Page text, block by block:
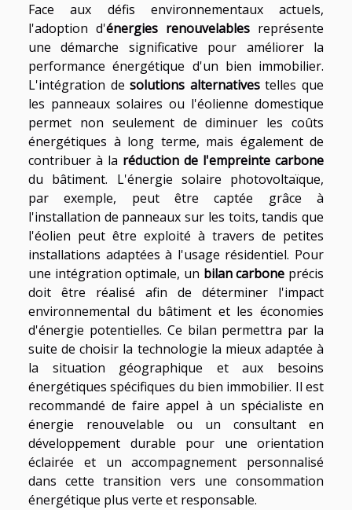
Face aux défis environnementaux actuels,
l'adoption d'énergies renouvelables représente
une démarche significative pour améliorer la
performance énergétique d'un bien immobilier.
L'intégration desolutions alternativestelles que
les panneaux solaires ou l'éolienne domestique
permet non seulement de diminuer les coûts
énergétiques à long terme, mais également de
contribuer à la réduction de l'empreinte carbone
du bâtiment. L'énergie solaire photovoltaïque,
par exemple, peut être captée grâce à
l'installation de panneaux sur les toits, tandis que
l'éolien peut être exploité à travers de petites
installations adaptées à l'usage résidentiel. Pour
une intégration optimale, un bilan carbone précis
doit être réalisé afin de déterminer l'impact
environnemental du bâtiment et les économies
d'énergie potentielles. Ce bilan permettra par la
suite de choisir la technologie la mieux adaptée à
la situation géographique et aux besoins
énergétiques spécifiques du bien immobilier. Il est
recommandé de faire appel à un spécialiste en
énergie renouvelable ou un consultant en
développement durable pour une orientation
éclairée et un accompagnement personnalisé
dans cette transition vers une consommation
énergétique plus verte et responsable.